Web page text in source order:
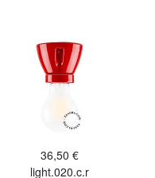
36,50 €
light.020.c.r